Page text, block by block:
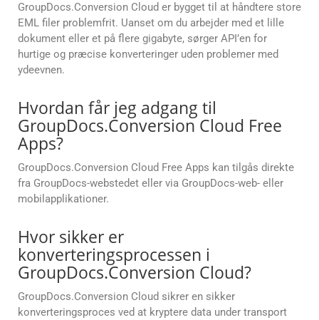
GroupDocs.Conversion Cloud er bygget til at håndtere store
EML filer problemfrit. Uanset om du arbejder med et lille
dokument eller et på flere gigabyte, sørger API’en for
hurtige og præcise konverteringer uden problemer med
ydeevnen.
Hvordan får jeg adgang til
GroupDocs.Conversion Cloud Free
Apps?
GroupDocs.Conversion Cloud Free Apps kan tilgås direkte
fra GroupDocs-webstedet eller via GroupDocs-web- eller
mobilapplikationer.
Hvor sikker er
konverteringsprocessen i
GroupDocs.Conversion Cloud?
GroupDocs.Conversion Cloud sikrer en sikker
konverteringsproces ved at kryptere data under transport